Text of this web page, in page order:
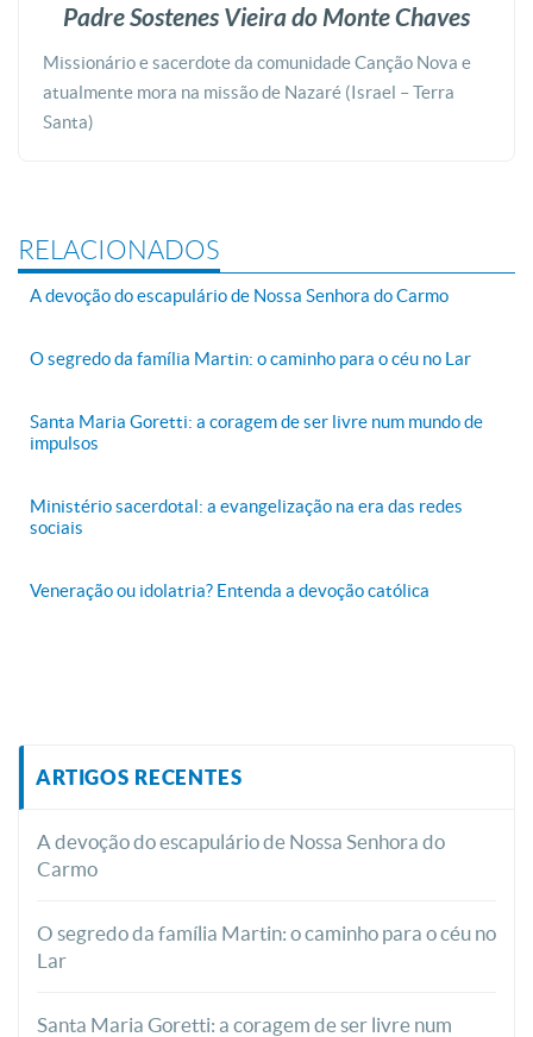
Padre Sostenes Vieira do Monte Chaves
Missionário e sacerdote da comunidade Canção Nova e
atualmente mora na missão de Nazaré (Israel – Terra
Santa)
RELACIONADOS
A devoção do escapulário de Nossa Senhora do Carmo
O segredo da família Martin: o caminho para o céu no Lar
Santa Maria Goretti: a coragem de ser livre num mundo de
impulsos
Ministério sacerdotal: a evangelização na era das redes
sociais
Veneração ou idolatria? Entenda a devoção católica
ARTIGOS RECENTES
A devoção do escapulário de Nossa Senhora do
Carmo
O segredo da família Martin: o caminho para o céu no
Lar
Santa Maria Goretti: a coragem de ser livre num